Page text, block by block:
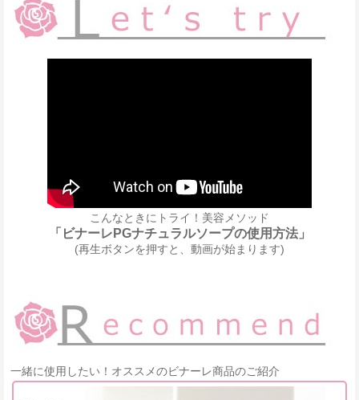
こんなときにトライ！美容メソッド
「ビナーレPGナチュラルソープの使用方法」
(再生ボタンを押すと、動画が始まります)
一緒に使用したい！オススメのビナーレ商品のご紹介